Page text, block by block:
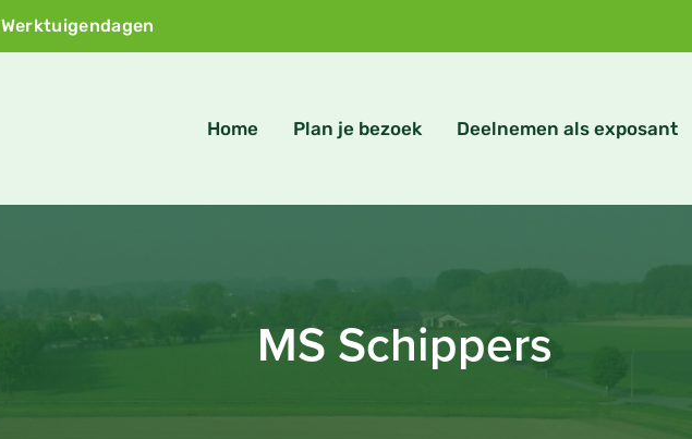
Werktuigendagen
Home Plan je bezoek Deelnemen als exposant
MS Schippers